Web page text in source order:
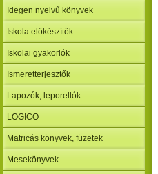
Idegen nyelvű könyvek
Iskola előkészítők
Iskolai gyakorlók
Ismeretterjesztők
Lapozók, leporellók
LOGICO
Matricás könyvek, füzetek
Mesekönyvek